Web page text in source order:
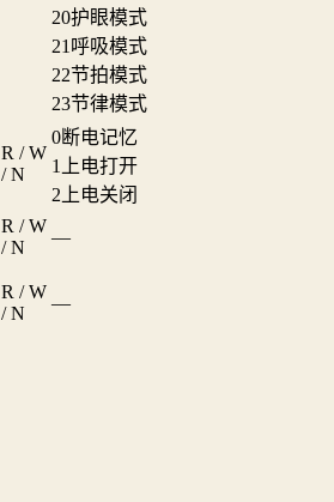
20护眼模式
21 呼吸模式
22节拍模式
23节律模式
R / W
/ N
0断电记忆
1
上电打开
2 上电关闭
R / W
/ N
—
R / W
/ N
—